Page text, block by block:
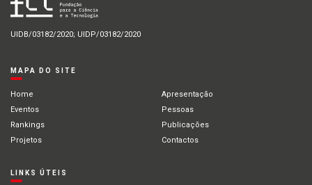
UIDB/03182/2020; UIDP/03182/2020
MAPA DO SITE
Home
Apresentação
Eventos
Pessoas
Rankings
Publicações
Projetos
Contactos
LINKS ÚTEIS